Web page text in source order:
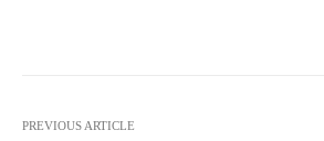
PREVIOUS ARTICLE